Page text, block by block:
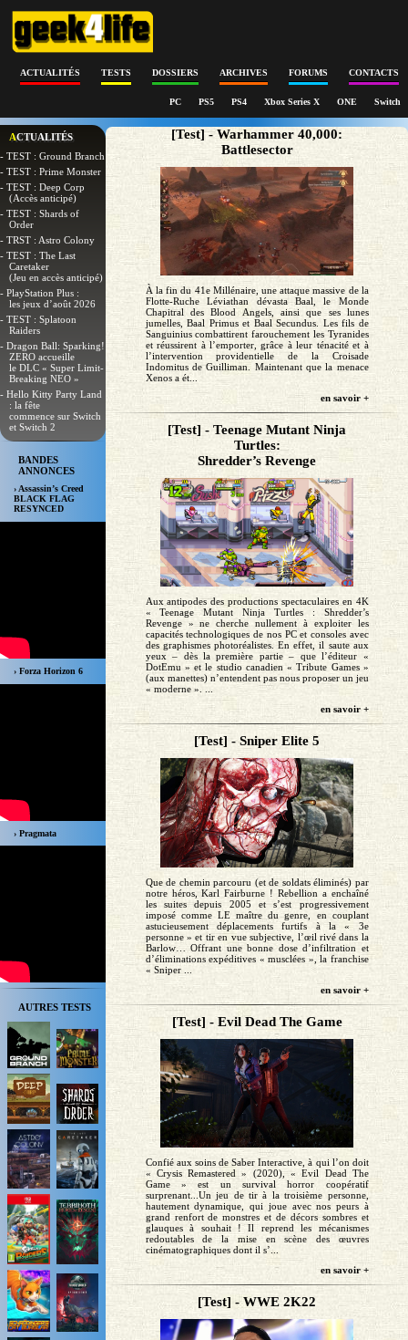
ACTUALITÉS TESTS DOSSIERS ARCHIVES FORUMS CONTACTS
PC PS5 PS4 Xbox Series X ONE Switch
ACTUALITÉS
- TEST : Ground Branch
- TEST : Prime Monster
- TEST : Deep Corp
(Accès anticipé)
- TEST : Shards of
Order
- TRST : Astro Colony
- TEST : The Last
Caretaker
(Jeu en accès anticipé)
- PlayStation Plus :
les jeux d’août 2026
- TEST : Splatoon
Raiders
- Dragon Ball: Sparking!
ZERO accueille
le DLC « Super Limit-
Breaking NEO »
- Hello Kitty Party Land
: la fête
commence sur Switch
et Switch 2
BANDES
ANNONCES
› Assassin’s Creed
BLACK FLAG
RESYNCED
› Forza Horizon 6
› Pragmata
AUTRES TESTS
[Test] - Warhammer 40,000:
Battlesector
À la fin du 41e Millénaire, une attaque massive de la
Flotte-Ruche Léviathan dévasta Baal, le Monde
Chapitral des Blood Angels, ainsi que ses lunes
jumelles, Baal Primus et Baal Secundus. Les fils de
Sanguinius combattirent farouchement les Tyranides
et réussirent à l’emporter, grâce à leur ténacité et à
l’intervention providentielle de la Croisade
Indomitus de Guilliman. Maintenant que la menace
Xenos a ét...
en savoir +
[Test] - Teenage Mutant Ninja
Turtles:
Shredder’s Revenge
Aux antipodes des productions spectaculaires en 4K
« Teenage Mutant Ninja Turtles : Shredder’s
Revenge » ne cherche nullement à exploiter les
capacités technologiques de nos PC et consoles avec
des graphismes photoréalistes. En effet, il saute aux
yeux – dès la première partie – que l’éditeur «
DotEmu » et le studio canadien « Tribute Games »
(aux manettes) n’entendent pas nous proposer un jeu
« moderne ». ...
en savoir +
[Test] - Sniper Elite 5
Que de chemin parcouru (et de soldats éliminés) par
notre héros, Karl Fairburne ! Rebellion a enchaîné
les suites depuis 2005 et s’est progressivement
imposé comme LE maître du genre, en couplant
astucieusement déplacements furtifs à la « 3e
personne » et tir en vue subjective, l’œil rivé dans la
Barlow… Offrant une bonne dose d’infiltration et
d’éliminations expéditives « musclées », la franchise
« Sniper ...
en savoir +
[Test] - Evil Dead The Game
Confié aux soins de Saber Interactive, à qui l’on doit
« Crysis Remastered » (2020), « Evil Dead The
Game » est un survival horror coopératif
surprenant...Un jeu de tir à la troisième personne,
hautement dynamique, qui joue avec nos peurs à
grand renfort de monstres et de décors sombres et
glauques à souhait ! Il reprend les mécanismes
redoutables de la mise en scène des œuvres
cinématographiques dont il s’...
en savoir +
[Test] - WWE 2K22